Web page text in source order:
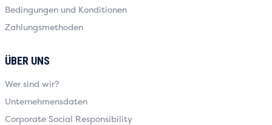
Bedingungen und Konditionen
Zahlungsmethoden
ÜBER UNS
Wer sind wir?
Unternehmensdaten
Corporate Social Responsibility